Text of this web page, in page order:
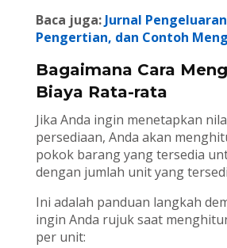
Baca juga:Jurnal
Pengertian, dan Contoh
Bagaimana Cara
Biaya Rata-rata
Jika Anda ingin menetapkan
persediaan, Anda akan
pokok barang yang tersedia
dengan jumlah unit yang
Ini adalah panduan langkah
ingin Anda rujuk saat
per unit: